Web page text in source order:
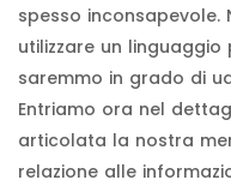
spesso
utilizzare un
saremmo in grado di
Entriamo ora nel
articolata la nostra
relazione alle